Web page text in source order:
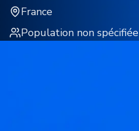
France
Population non spécifiée